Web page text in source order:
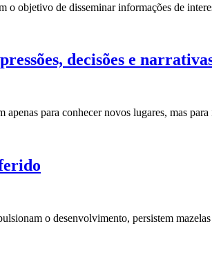
objetivo de disseminar informações de
decisões e
para conhecer novos lugares, mas
o desenvolvimento, persistem